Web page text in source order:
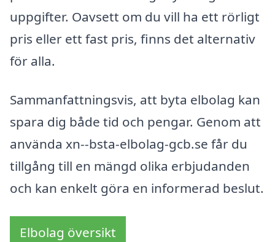
uppgifter. Oavsett om du vill ha ett rörligt
pris eller ett fast pris, finns det alternativ
för alla.
Sammanfattningsvis, att byta elbolag kan
spara dig både tid och pengar. Genom att
använda xn--bsta-elbolag-gcb.se får du
tillgång till en mängd olika erbjudanden
och kan enkelt göra en informerad beslut.
Elbolag översikt